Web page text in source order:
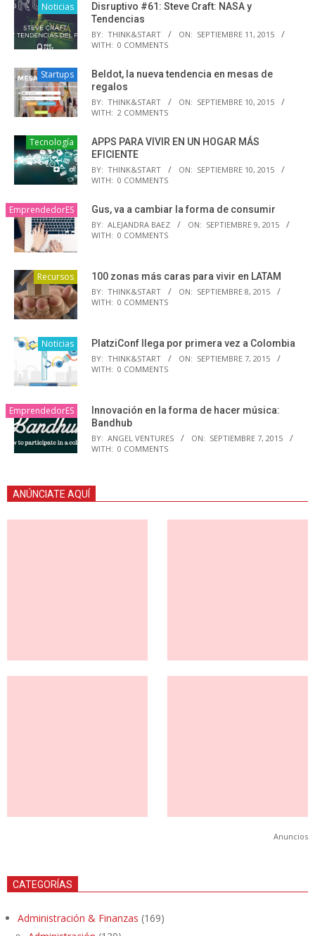
Noticias
Disruptivo #61: Steve Craft: NASA y
Tendencias
BY: THINK&START ON: SEPTIEMBRE 11, 2015
WITH: 0 COMMENTS
Startups
Beldot, la nueva tendencia en mesas de
regalos
BY: THINK&START ON: SEPTIEMBRE 10, 2015
WITH: 2 COMMENTS
Tecnología
APPS PARA VIVIR EN UN HOGAR MÁS
EFICIENTE
BY: THINK&START ON: SEPTIEMBRE 10, 2015
WITH: 0 COMMENTS
EmprendedorES Gus, va a cambiar la forma de consumir
BY: ALEJANDRA BAEZ ON: SEPTIEMBRE 9, 2015
WITH: 0 COMMENTS
Recursos 100 zonas más caras para vivir en LATAM
BY: THINK&START ON: SEPTIEMBRE 8, 2015
WITH: 0 COMMENTS
Noticias PlatziConf llega por primera vez a Colombia
BY: THINK&START ON: SEPTIEMBRE 7, 2015
WITH: 0 COMMENTS
EmprendedorES
Innovación en la forma de hacer música:
Bandhub
BY: ANGEL VENTURES ON: SEPTIEMBRE 7, 2015
WITH: 0 COMMENTS
ANÚNCIATE AQUÍ
Anuncios
CATEGORÍAS
Administración & Finanzas (169)